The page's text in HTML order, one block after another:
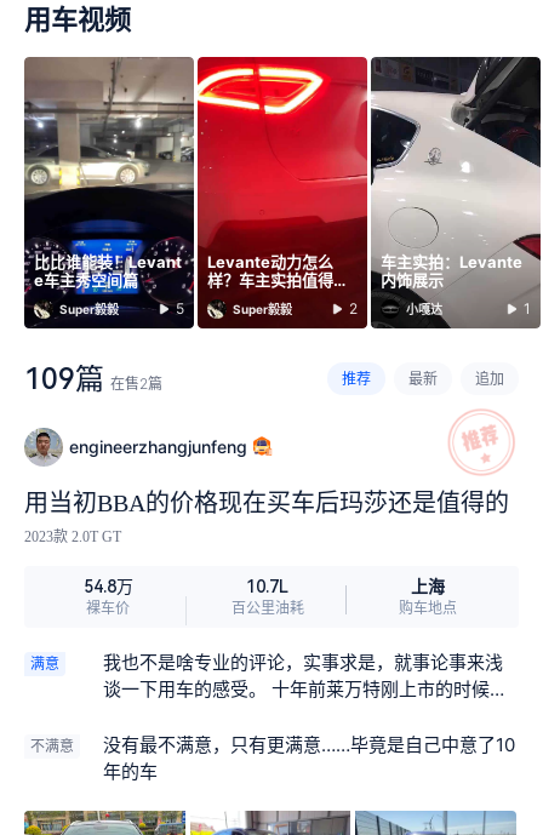
车尾灯不好1
用车视频
比比谁能装！Levant
e车主秀空间篇
Super毅毅 5
Levante动力怎么
样？车主实拍值得一
看
Super毅毅 2
车主实拍：Levante
内饰展示
小嘎达 1
109篇 在售2篇 推荐 最新 追加
engineerzhangjunfeng
用当初BBA的价格现在买车后玛莎还是值得的
2023款 2.0T GT
54.8万
裸车价
10.7L
百公里油耗
上海
购车地点
满意
我也不是啥专业的评论，实事求是，就事论事来浅
谈一下用车的感受。 十年前莱万特刚上市的时候，
标，每天都在汽车之家查看参数配置，当然更关注
的价格，始终让我望而却步，时至2025年3月份，
看到了希望，于是发奋努力搬砖，去年6月份，莱万
不满意
没有最不满意，只有更满意……毕竟是自己中意了10
年的车